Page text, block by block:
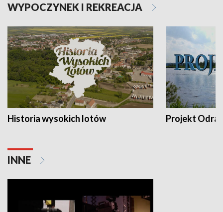
WYPOCZYNEK I REKREACJA
Historia wysokich lotów Projekt Odra
INNE